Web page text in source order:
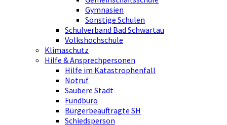
Gymnasien
Sonstige Schulen
Schulverband Bad Schwartau
Volkshochschule
Klimaschutz
Hilfe & Ansprechpersonen
Hilfe im Katastrophenfall
Notruf
Saubere Stadt
Fundbüro
Bürgerbeauftragte SH
Schiedsperson